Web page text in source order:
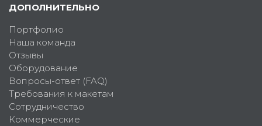
ДОПОЛНИТЕЛЬНО
Портфолио
Наша команда
Отзывы
Оборудование
Вопросы-ответ (FAQ)
Требования к макетам
Сотрудничество
Коммерческие